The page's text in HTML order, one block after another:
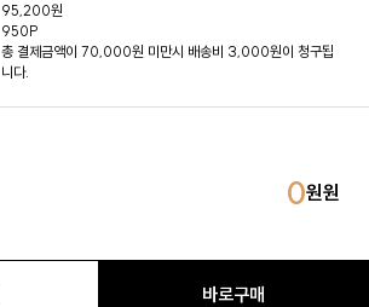
95,200원
950P
총 결제금액이 70,000원 미만시 배송비 3,000원이 청구됩
니다.
0
바로구매